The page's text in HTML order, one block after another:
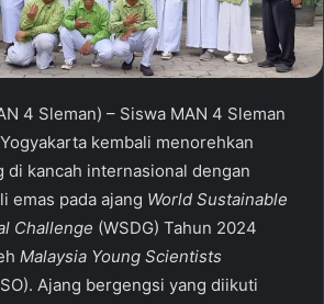
4 Sleman) – Siswa MAN 4 Sleman
kembali menorehkan
di kancah internasional dengan
emas pada ajang World Sustainable
Challenge (WSDG) Tahun 2024
Malaysia Young Scientists
Ajang bergengsi yang diikuti